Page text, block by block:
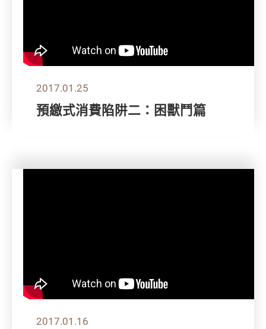
2017.01.25
預繳式消費陷阱二：困獸鬥篇
2017.01.16